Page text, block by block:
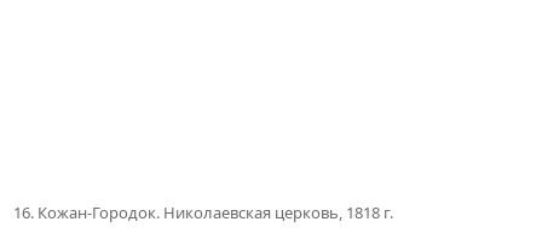
16. Кожан-Городок. Николаевская церковь, 1818 г.